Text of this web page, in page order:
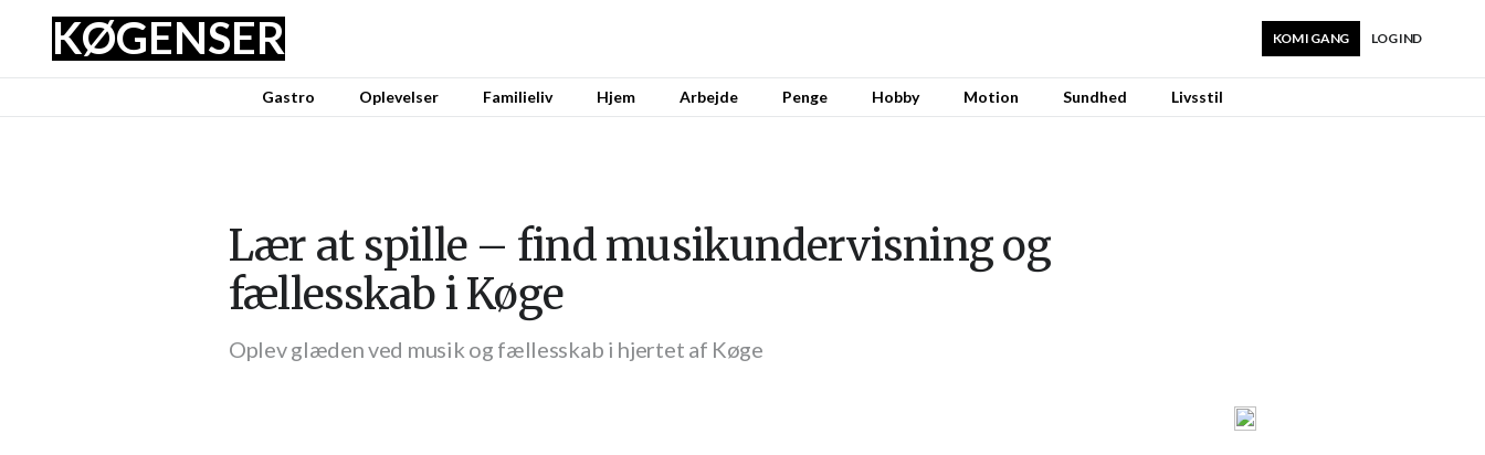
KØGENSER LOG IND
KOM I GANG
Gastro Oplevelser Familieliv Hjem Arbejde Penge Hobby Motion Sundhed Livsstil
Lær at spille – find musikundervisning og
fællesskab i Køge
Oplev glæden ved musik og fællesskab i hjertet af Køge